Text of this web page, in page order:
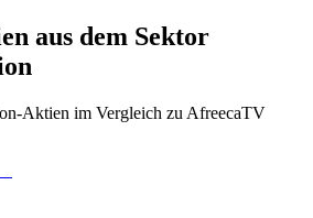
aus dem Sektor
-Aktien im Vergleich zu AfreecaTV